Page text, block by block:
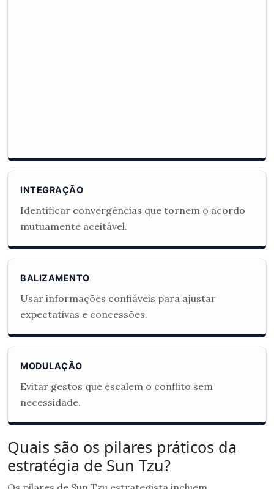
INTEGRAÇÃO
Identificar convergências que tornem o acordo
mutuamente aceitável.
BALIZAMENTO
Usar informações confiáveis para ajustar
expectativas e concessões.
MODULAÇÃO
Evitar gestos que escalem o conflito sem
necessidade.
Quais são os pilares práticos da
estratégia de Sun Tzu?